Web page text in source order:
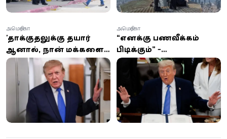
'தாக்குதலுக்கு தயார்
ஆனால், நான் மக்களைக்
கொல்ல விரும்பவில்லை'
– ஈரானுடன்
பேச்சுவார்த்தைக்கு
திரும்பிய டிரம்ப்!
அமெரிக்கா
“எனக்கு பணவீக்கம்
பிடிக்கும்” -
பத்திரிகையாளர்
சந்திப்பில் டிரம்ப்
சொன்ன தகவல்
அமெரிக்கா